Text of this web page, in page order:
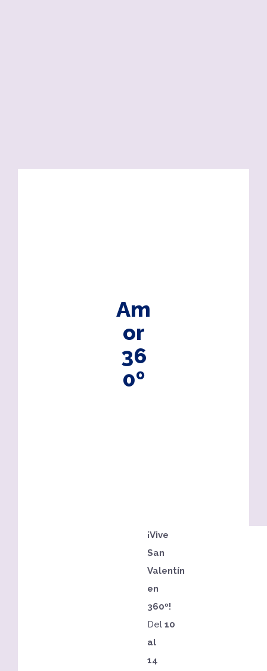
Am
or
36
0º
¡Vive
San
Valentín
en
360º!
Del 10
al
14